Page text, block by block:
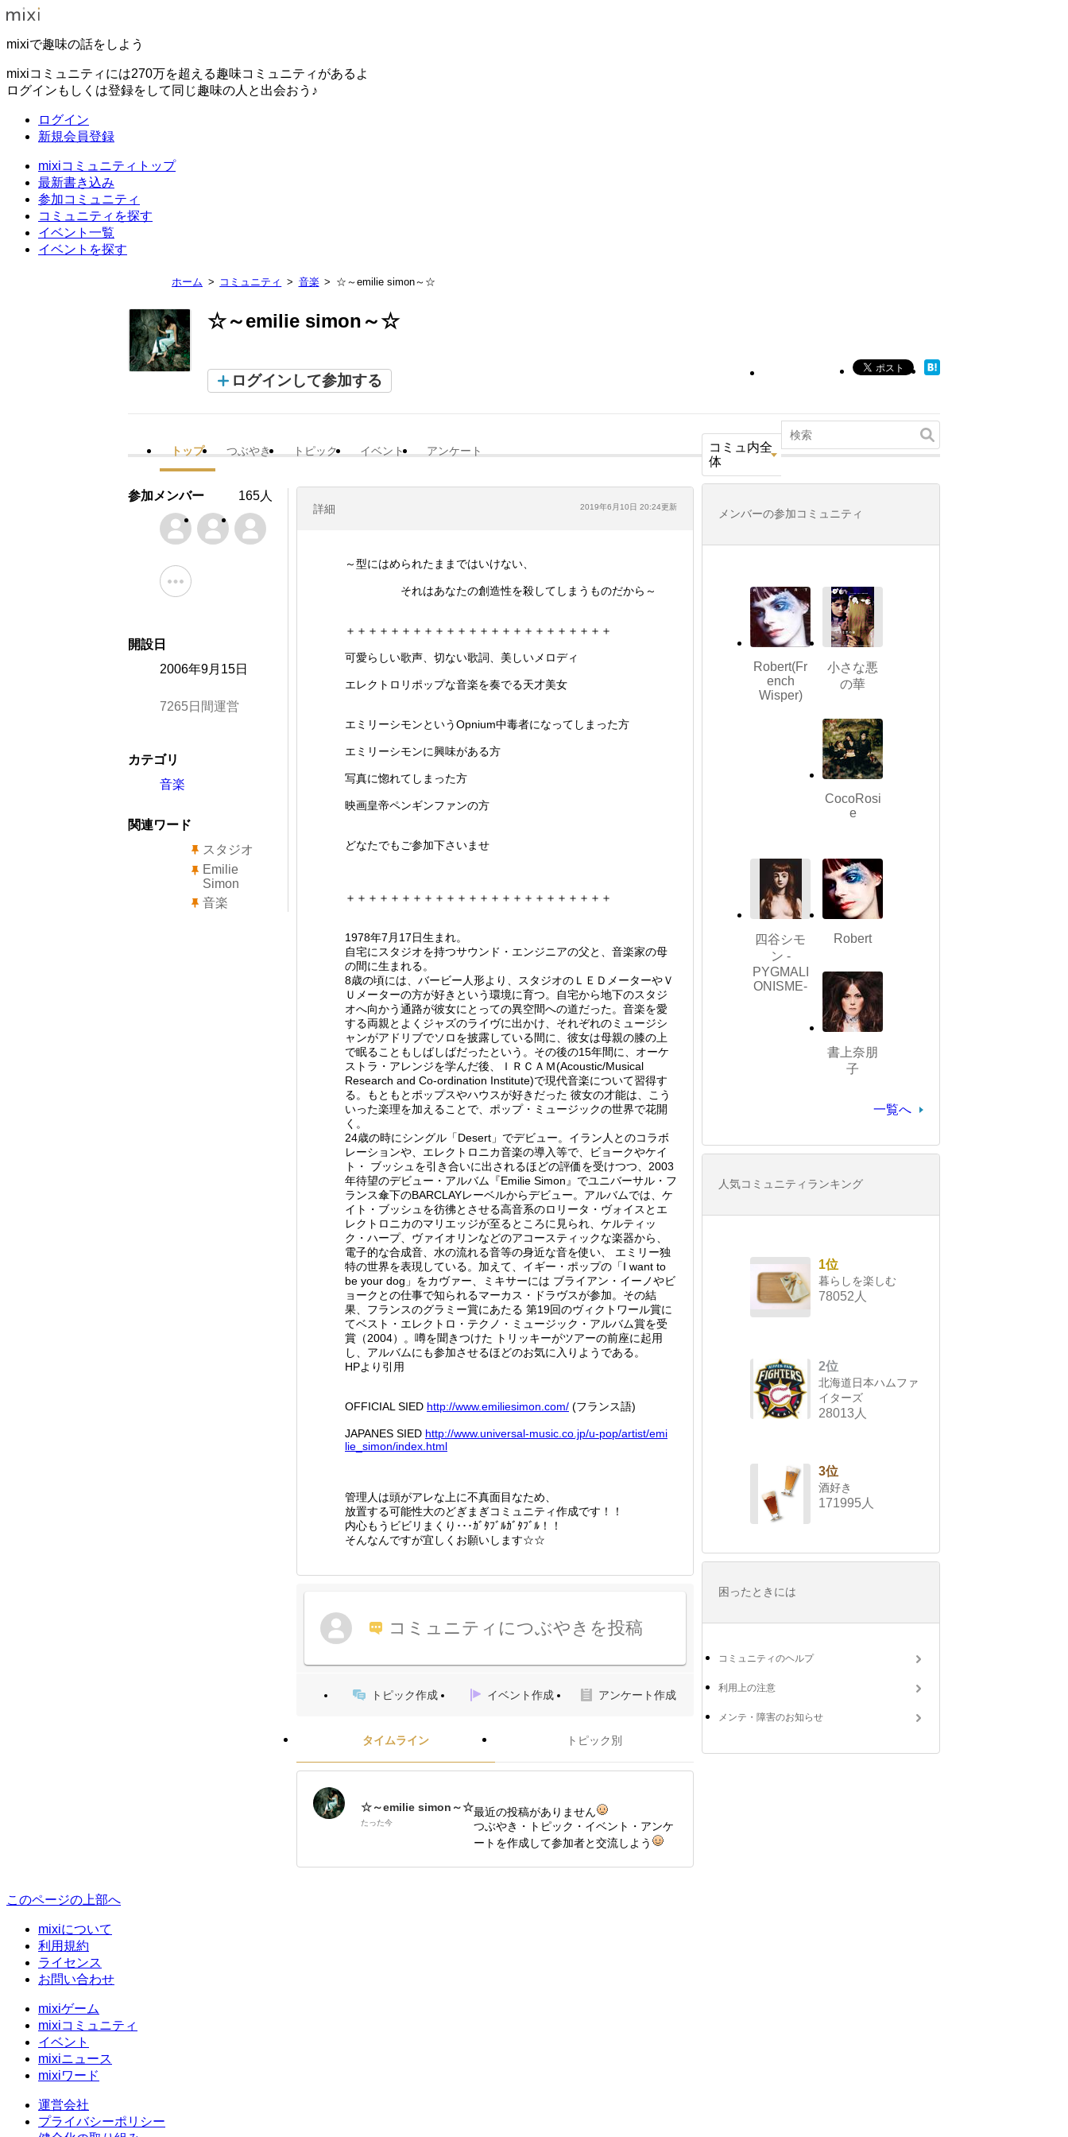
mixiで趣味の話をしよう
mixiコミュニティには270万を超える趣味コミュニティがあるよ
ログインもしくは登録をして同じ趣味の人と出会おう♪
ログイン
新規会員登録
mixiコミュニティトップ
最新書き込み
参加コミュニティ
コミュニティを探す
イベント一覧
イベントを探す
ホーム コミュニティ 音楽 ☆～emilie simon～☆
☆～emilie simon～☆
ログインして参加する
トップ つぶやき トピック イベント アンケート
コミュ内全
体
詳細 2019年6月10日 20:24更新
～型にはめられたままではいけない、
それはあなたの創造性を殺してしまうものだから～
＋＋＋＋＋＋＋＋＋＋＋＋＋＋＋＋＋＋＋＋＋＋＋＋
可愛らしい歌声、切ない歌詞、美しいメロディ
エレクトロリポップな音楽を奏でる天才美女
エミリーシモンというOpnium中毒者になってしまった方
エミリーシモンに興味がある方
写真に惚れてしまった方
映画皇帝ペンギンファンの方
どなたでもご参加下さいませ
＋＋＋＋＋＋＋＋＋＋＋＋＋＋＋＋＋＋＋＋＋＋＋＋
1978年7月17日生まれ。
自宅にスタジオを持つサウンド・エンジニアの父と、音楽家の母
の間に生まれる。
8歳の頃には、バービー人形より、スタジオのＬＥＤメーターやＶ
Ｕメーターの方が好きという環境に育つ。自宅から地下のスタジ
オへ向かう通路が彼女にとっての異空間への道だった。音楽を愛
する両親とよくジャズのライヴに出かけ、それぞれのミュージシ
ャンがアドリブでソロを披露している間に、彼女は母親の膝の上
で眠ることもしばしばだったという。その後の15年間に、オーケ
ストラ・アレンジを学んだ後、ＩＲＣＡＭ(Acoustic/Musical
Research and Co-ordination Institute)で現代音楽について習得す
る。もともとポップスやハウスが好きだった 彼女の才能は、こう
いった楽理を加えることで、ポップ・ミュージックの世界で花開
く。
24歳の時にシングル「Desert」でデビュー。イラン人とのコラボ
レーションや、エレクトロニカ音楽の導入等で、ビョークやケイ
ト・ ブッシュを引き合いに出されるほどの評価を受けつつ、2003
年待望のデビュー・アルバム『Emilie Simon』でユニバーサル・フ
ランス傘下のBARCLAYレーベルからデビュー。アルバムでは、ケ
イト・ブッシュを彷彿とさせる高音系のロリータ・ヴォイスとエ
レクトロニカのマリエッジが至るところに見られ、ケルティッ
ク・ハープ、ヴァイオリンなどのアコースティックな楽器から、
電子的な合成音、水の流れる音等の身近な音を使い、 エミリー独
特の世界を表現している。加えて、イギー・ポップの「I want to
be your dog」をカヴァー、ミキサーには ブライアン・イーノやビ
ョークとの仕事で知られるマーカス・ドラヴスが参加。その結
果、フランスのグラミー賞にあたる 第19回のヴィクトワール賞に
てベスト・エレクトロ・テクノ・ミュージック・アルバム賞を受
賞（2004）。噂を聞きつけた トリッキーがツアーの前座に起用
し、アルバムにも参加させるほどのお気に入りようである。
HPより引用
OFFICIAL SIED http://www.emiliesimon.com/ (フランス語)
JAPANES SIED http://www.universal-music.co.jp/u-pop/artist/emi
lie_simon/index.html
管理人は頭がアレな上に不真面目なため、
放置する可能性大のどぎまぎコミュニティ作成です！！
内心もうビビリまくり･･･ｶﾞﾀﾌﾞﾙｶﾞﾀﾌﾞﾙ！！
そんなんですが宜しくお願いします☆☆
コミュニティにつぶやきを投稿
トピック作成 イベント作成 アンケート作成
タイムライン トピック別
☆～emilie simon～☆
たった今
最近の投稿がありません
つぶやき・トピック・イベント・アンケ
ートを作成して参加者と交流しよう
参加メンバー 165人
開設日
2006年9月15日
7265日間運営
カテゴリ
音楽
関連ワード
スタジオ
Emilie
Simon
音楽
メンバーの参加コミュニティ
Robert(Fr
ench
Wisper)
小さな悪
の華
CocoRosi
e
四谷シモ
ン -
PYGMALI
ONISME-
Robert
書上奈朋
子
一覧へ
人気コミュニティランキング
1位
暮らしを楽しむ
78052人
2位
北海道日本ハムファ
イターズ
28013人
3位
酒好き
171995人
困ったときには
コミュニティのヘルプ
利用上の注意
メンテ・障害のお知らせ
このページの上部へ
mixiについて
利用規約
ライセンス
お問い合わせ
mixiゲーム
mixiコミュニティ
イベント
mixiニュース
mixiワード
運営会社
プライバシーポリシー